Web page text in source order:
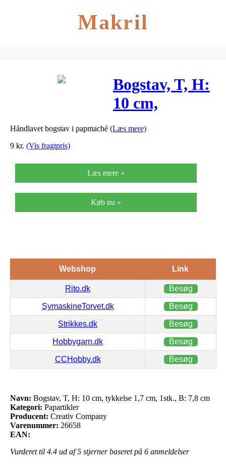
Makril
Bogstav, T, H:
10 cm,
tykkelse 1,7
7,8 cm
Håndlavet bogstav i papmaché (Læs mere)
9 kr. (Vis fragtpris)
Læs mere »
Køb nu »
Webshop Link
Rito.dk Besøg
SymaskineTorvet.dk Besøg
Strikkes.dk Besøg
Hobbygarn.dk Besøg
CCHobby.dk Besøg
Navn: Bogstav, T, H: 10 cm, tykkelse 1,7 cm, 1stk., B: 7,8 cm
Kategori: Papartikler
Producent: Creativ Company
Varenummer: 26658
EAN:
Vurderet til 4.4 ud af 5 stjerner baseret på 6 anmeldelser